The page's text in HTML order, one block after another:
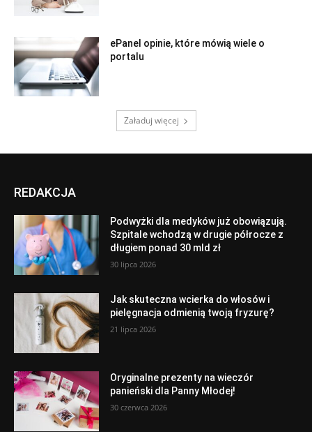
ePanel opinie, które mówią wiele o
portalu
Załaduj więcej
REDAKCJA
Podwyżki dla medyków już obowiązują.
Szpitale wchodzą w drugie półrocze z
długiem ponad 30 mld zł
30 lipca 2026
Jak skuteczna wcierka do włosów i
pielęgnacja odmienią twoją fryzurę?
21 lipca 2026
Oryginalne prezenty na wieczór
panieński dla Panny Młodej!
30 czerwca 2026